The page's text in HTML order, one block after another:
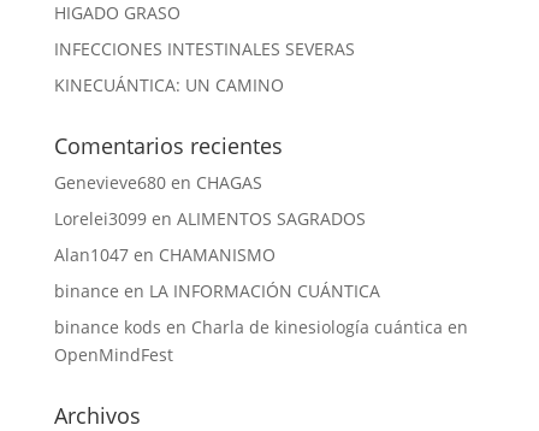
HIGADO GRASO
INFECCIONES INTESTINALES SEVERAS
KINECUÁNTICA: UN CAMINO
Comentarios recientes
Genevieve680en CHAGAS
Lorelei3099en ALIMENTOS SAGRADOS
Alan1047en CHAMANISMO
binance en LA INFORMACIÓN CUÁNTICA
binance kods en Charla de kinesiología cuántica en
OpenMindFest
Archivos